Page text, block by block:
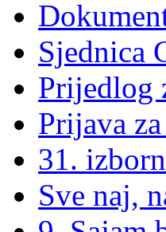
Sjednica
Prijedlog
Prijava
31.
Sve naj,